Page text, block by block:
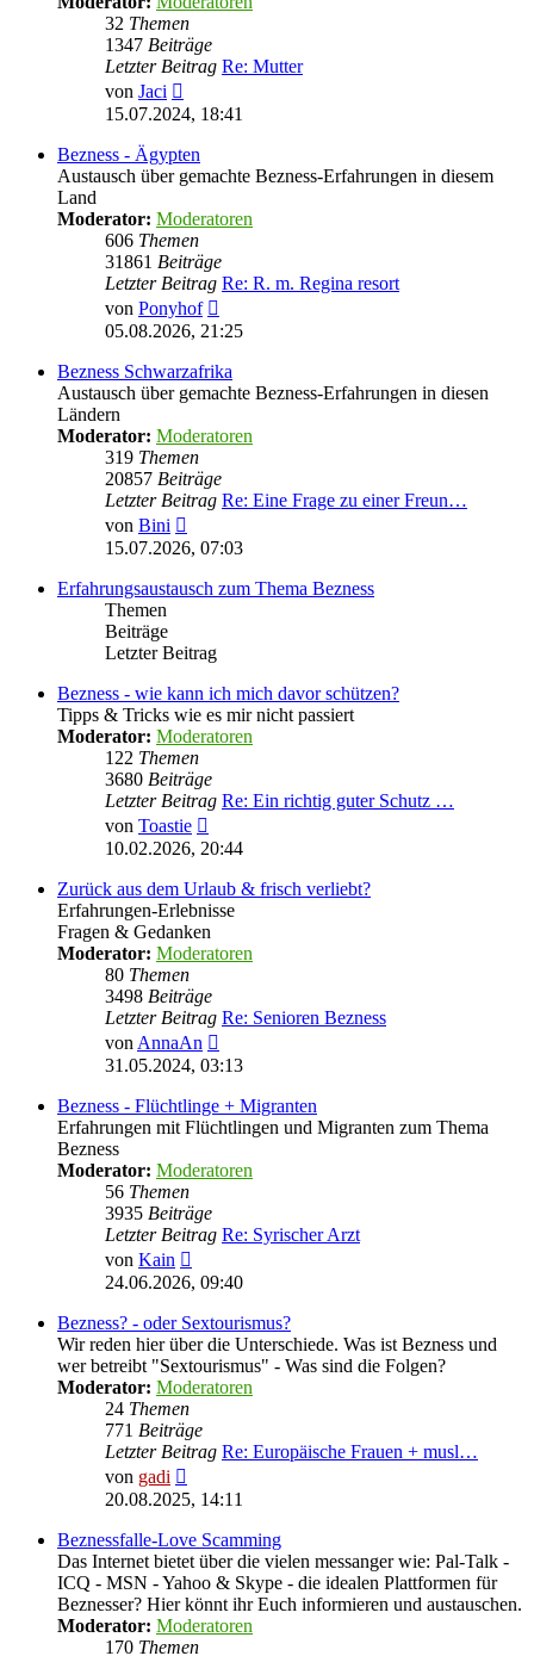
32 Themen
1347 Beiträge
Letzter Beitrag Re: Mutter
von Jaci
Beitrag
15.07.2024, 18:41
Bezness - Ägypten
Austausch über gemachte Bezness-Erfahrungen in diesem
Land
Moderator: Moderatoren
606 Themen
31861 Beiträge
Letzter Beitrag Re: R. m. Regina resort
von Ponyhof
Beitrag
05.08.2026, 21:25
Bezness Schwarzafrika
Austausch über gemachte Bezness-Erfahrungen in diesen
Ländern
Moderator: Moderatoren
319 Themen
20857 Beiträge
Letzter Beitrag Re: Eine Frage zu einer Freun…
von Bini
Beitrag
15.07.2026, 07:03
Erfahrungsaustausch zum Thema Bezness
Themen
Beiträge
Letzter Beitrag
Bezness - wie kann ich mich davor schützen?
Tipps & Tricks wie es mir nicht passiert
Moderator: Moderatoren
122 Themen
3680 Beiträge
Letzter Beitrag Re: Ein richtig guter Schutz …
von Toastie
Beitrag
10.02.2026, 20:44
Zurück aus dem Urlaub & frisch verliebt?
Erfahrungen-Erlebnisse
Fragen & Gedanken
Moderator: Moderatoren
80 Themen
3498 Beiträge
Letzter Beitrag Re: Senioren Bezness
von AnnaAn
Beitrag
31.05.2024, 03:13
Bezness - Flüchtlinge + Migranten
Erfahrungen mit Flüchtlingen und Migranten zum Thema
Bezness
Moderator: Moderatoren
56 Themen
3935 Beiträge
Letzter Beitrag Re: Syrischer Arzt
von Kain
Beitrag
24.06.2026, 09:40
Bezness? - oder Sextourismus?
Wir reden hier über die Unterschiede. Was ist Bezness und
wer betreibt "Sextourismus" - Was sind die Folgen?
Moderator: Moderatoren
24 Themen
771 Beiträge
Letzter Beitrag Re: Europäische Frauen + musl…
von gadi
Beitrag
20.08.2025, 14:11
Beznessfalle-Love Scamming
Das Internet bietet über die vielen messanger wie: Pal-Talk -
ICQ - MSN - Yahoo & Skype - die idealen Plattformen für
Beznesser? Hier könnt ihr Euch informieren und austauschen.
Moderator: Moderatoren
170 Themen